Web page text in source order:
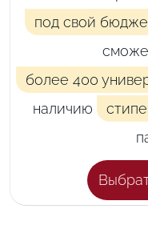
под свой
более 400
наличию